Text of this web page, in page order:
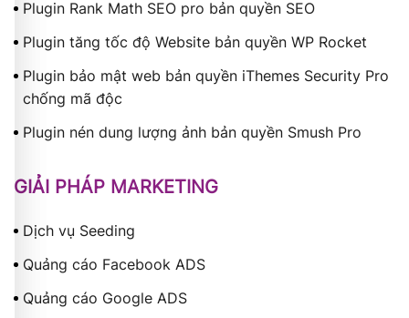
Plugin Rank Math SEO pro bản quyền SEO
Plugin tăng tốc độ Website bản quyền WP Rocket
Plugin bảo mật web bản quyền iThemes Security Pro
chống mã độc
Plugin nén dung lượng ảnh bản quyền Smush Pro
GIẢI PHÁP MARKETING
Dịch vụ Seeding
Quảng cáo Facebook ADS
Quảng cáo Google ADS